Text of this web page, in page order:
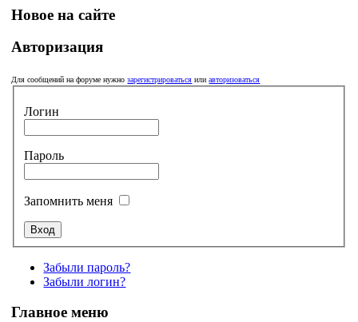
Новое на сайте
Авторизация
Для сообщений на форуме нужнозарегистрироваться илиавторизоваться
Логин
Пароль
Запомнить меня
Забыли пароль?
Забыли логин?
Главное меню